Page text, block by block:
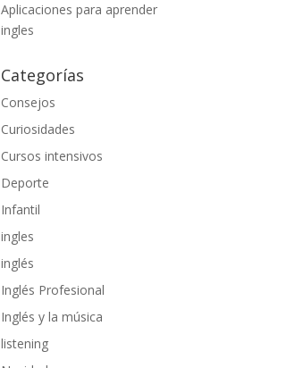
Aplicaciones para aprender
ingles
Categorías
Consejos
Curiosidades
Cursos intensivos
Deporte
Infantil
ingles
inglés
Inglés Profesional
Inglés y la música
listening